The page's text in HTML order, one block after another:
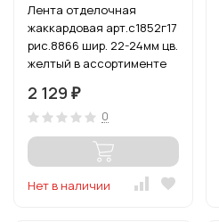
Лента отделочная
жаккардовая арт.с1852г17
рис.8866 шир. 22-24мм цв.
желтый в ассортименте
2 129 ₽
0
Нет в наличии